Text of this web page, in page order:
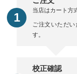
当店はカート方
ご注文いただ
す。
校正確認